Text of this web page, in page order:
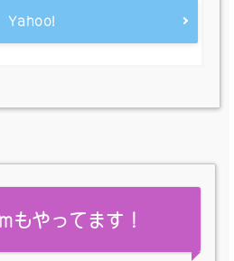
Yahoo!
やってます！